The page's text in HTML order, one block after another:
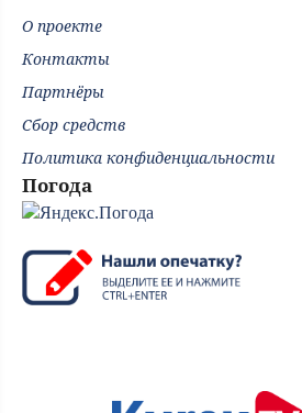
О проекте
Контакты
Партнёры
Сбор средств
Политика конфиденциальности
Погода